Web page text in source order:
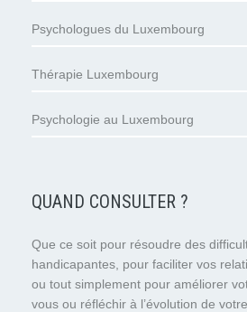
Psychologues du Luxembourg
Thérapie Luxembourg
Psychologie au Luxembourg
QUAND CONSULTER ?
Que ce soit pour résoudre des
handicapantes, pour faciliter vos
ou tout simplement pour améliorer
vous ou réfléchir à l’évolution de